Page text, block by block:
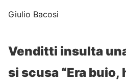
Giulio Bacosi
Venditti insulta
si scusa “Era buio,